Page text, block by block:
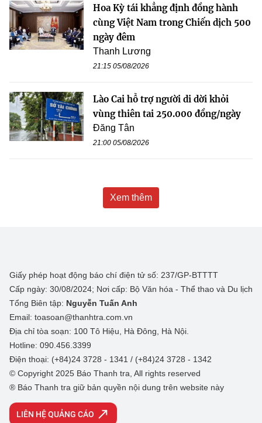
Hoa Kỳ tái khẳng định đồng hành
cùng Việt Nam trong Chiến dịch 500
ngày đêm
Thanh Lương
21:15 05/08/2026
Lào Cai hỗ trợ người di dời khỏi
vùng thiên tai 250.000 đồng/ngày
Đăng Tân
21:00 05/08/2026
Xem thêm
Giấy phép hoạt động báo chí điện tử số: 237/GP-BTTTT
Cấp ngày: 30/08/2024; Nơi cấp: Bộ Văn hóa - Thể thao và Du lịch
Tổng Biên tập: Nguyễn Tuấn Anh
Email: toasoan@thanhtra.com.vn
Địa chỉ tòa soạn: 100 Tô Hiệu, Hà Đông, Hà Nội.
Hotline: 090.456.3399
Điện thoại: (+84)24 3728 - 1341 / (+84)24 3728 - 1342
© Copyright 2025 Báo Thanh tra, All rights reserved
® Báo Thanh tra giữ bản quyền nội dung trên website này
LIÊN HỆ QUẢNG CÁO